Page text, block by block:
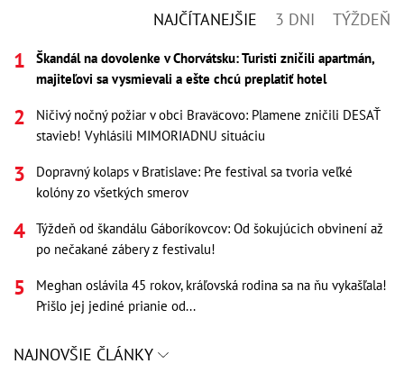
NAJČÍTANEJŠIE 3 DNI TÝŽDEŇ
Škandál na dovolenke v Chorvátsku: Turisti zničili apartmán,
majiteľovi sa vysmievali a ešte chcú preplatiť hotel
Ničivý nočný požiar v obci Braväcovo: Plamene zničili DESAŤ
stavieb! Vyhlásili MIMORIADNU situáciu
Dopravný kolaps v Bratislave: Pre festival sa tvoria veľké
kolóny zo všetkých smerov
Týždeň od škandálu Gáboríkovcov: Od šokujúcich obvinení až
po nečakané zábery z festivalu!
Meghan oslávila 45 rokov, kráľovská rodina sa na ňu vykašľala!
Prišlo jej jediné prianie od...
NAJNOVŠIE ČLÁNKY